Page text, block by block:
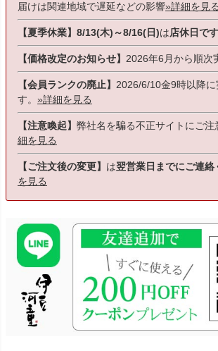
届けは関連地域で遅延などの影響»詳細を見る
【夏季休業】8/13(木)～8/16(日)は店休日です
【価格改定のお知らせ】 2026年6月から順次
【会員ランクの廃止】 2026/6/10金9時以降に
す。 »詳細を見る
【注意喚起】 弊社名を騙る不正サイトにご注
細を見る
【ご注文後の変更】 は翌営業日までにご連絡
を見る